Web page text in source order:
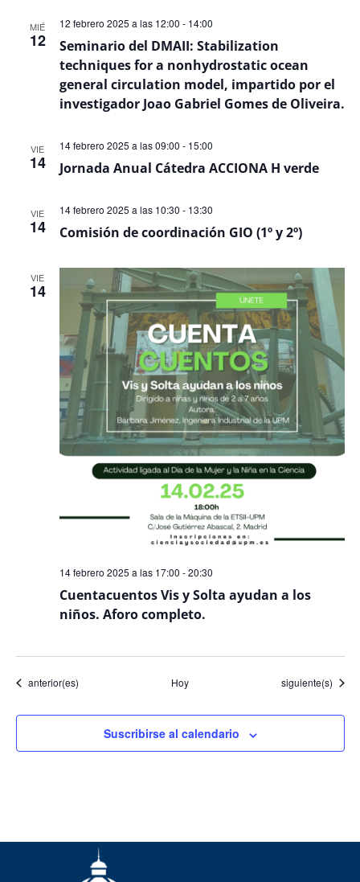
MIÉ
12
Seminario del DMAII: Stabilization
techniques for a nonhydrostatic ocean
general circulation model, impartido por el
investigador Joao Gabriel Gomes de Oliveira.
12 febrero 2025 a las 12:00 - 14:00
VIE
14 Jornada Anual Cátedra ACCIONA H verde
14 febrero 2025 a las 09:00 - 15:00
VIE
14 Comisión de coordinación GIO (1º y 2º)
14 febrero 2025 a las 10:30 - 13:30
VIE
14
Cuentacuentos Vis y Solta ayudan a los
niños. Aforo completo.
14 febrero 2025 a las 17:00 -20:30
Eventos
anterior(es) Hoy Eventos
siguiente(s)
Suscribirse al calendario